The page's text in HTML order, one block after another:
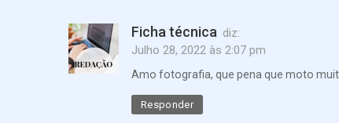
Ficha técnica diz:
Julho 28, 2022 às 2:07 pm
Amo fotografia, que pena que moto
Responder